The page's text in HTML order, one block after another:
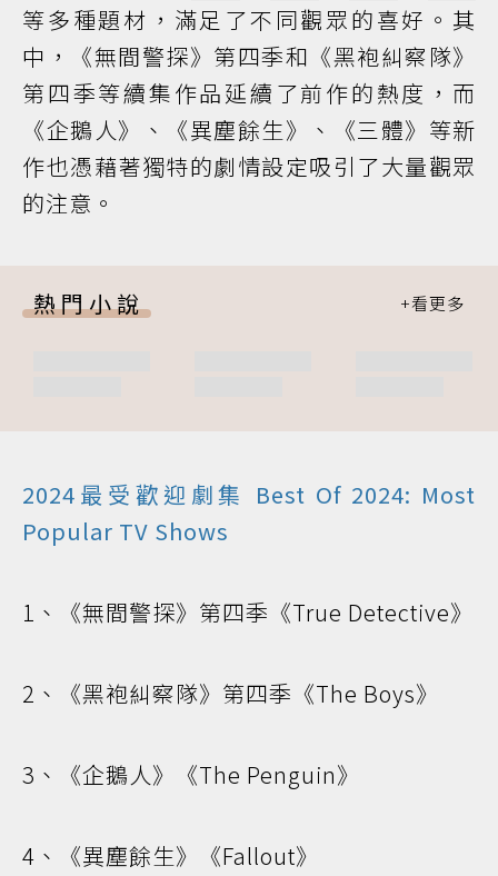
等多種題材，滿足了不同觀眾的喜好。其
中，《無間警探》第四季和《黑袍糾察隊》
第四季等續集作品延續了前作的熱度，而
《企鵝人》、《異塵餘生》、《三體》等新
作也憑藉著獨特的劇情設定吸引了大量觀眾
的注意。
熱門小說
2024最受歡迎劇集 Best Of 2024: Most
Popular TV Shows
1、《無間警探》第四季《True Detective》
2、《黑袍糾察隊》第四季《The Boys》
3、《企鵝人》《The Penguin》
4、《異塵餘生》《Fallout》